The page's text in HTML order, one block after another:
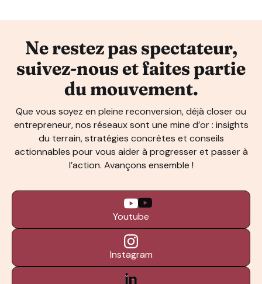
Ne restez pas spectateur,
suivez-nous et faites partie
du mouvement.
Que vous soyez en pleine reconversion, déjà closer ou
entrepreneur, nos réseaux sont une mine d’or : insights
du terrain, stratégies concrètes et conseils
actionnables pour vous aider à progresser et passer à
l’action. Avançons ensemble !
Youtube
Instagram